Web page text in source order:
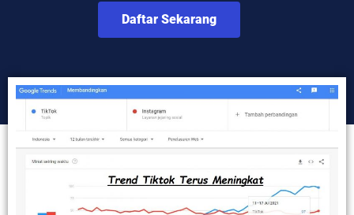
Daftar Sekarang